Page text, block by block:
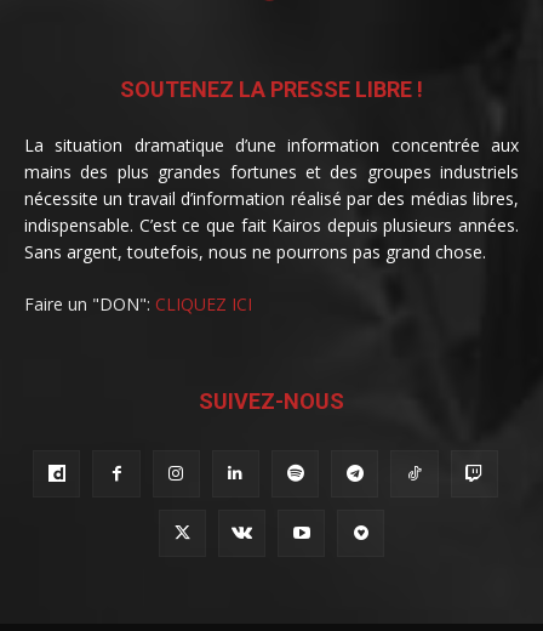
SOUTENEZ LA PRESSE LIBRE !
La situation dramatique d’une information concentrée aux
mains des plus grandes fortunes et des groupes industriels
nécessite un travail d’information réalisé par des médias libres,
indispensable. C’est ce que fait Kairos depuis plusieurs années.
Sans argent, toutefois, nous ne pourrons pas grand chose.
Faire un "DON": CLIQUEZ ICI
SUIVEZ-NOUS